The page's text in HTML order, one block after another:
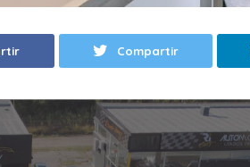
Compartir